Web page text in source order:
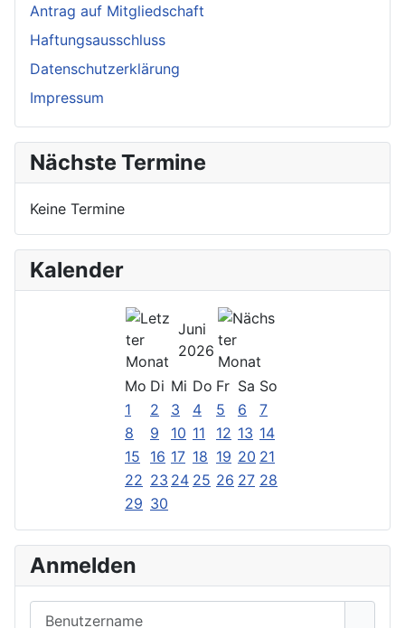
Antrag auf Mitgliedschaft
Haftungsausschluss
Datenschutzerklärung
Impressum
Nächste Termine
Keine Termine
Kalender
Juni
2026
Mo Di Mi Do Fr Sa So
1
2 3 4 5 6
7
8
9 10 11 12 13 14
15
16 17 18 19 20 21
22 23 24 25 26 27 28
29 30
Anmelden